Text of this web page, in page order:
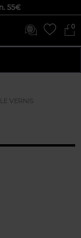
55€
0
LE VERNIS